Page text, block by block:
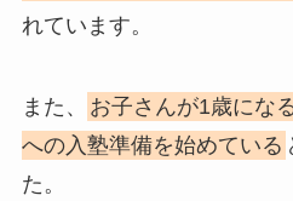
れています。
また、
お子さんが1歳にな
への入塾準備を始めている
た。